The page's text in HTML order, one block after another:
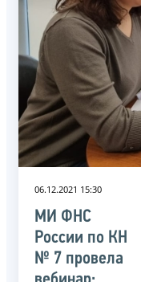
06.12.2021 15:30
МИ ФНС
России по КН
№ 7 провела